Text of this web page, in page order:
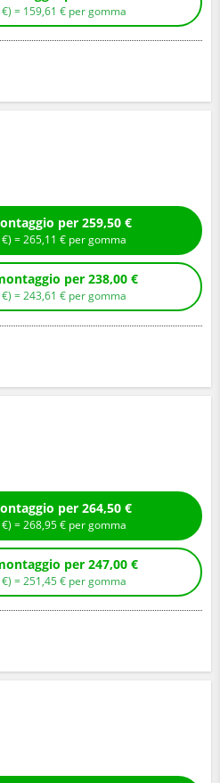
€ ) = 159,61 € per gomma
Compra con montaggio per 259,50 €
€ ) =265,11 € per gomma
Compra senza montaggio per 238,00 €
€ ) =243,61 € per gomma
Compra con montaggio per 264,50 €
€ ) =268,95€ per gomma
Compra senza montaggio per 247,00 €
€ ) =251,45€ per gomma